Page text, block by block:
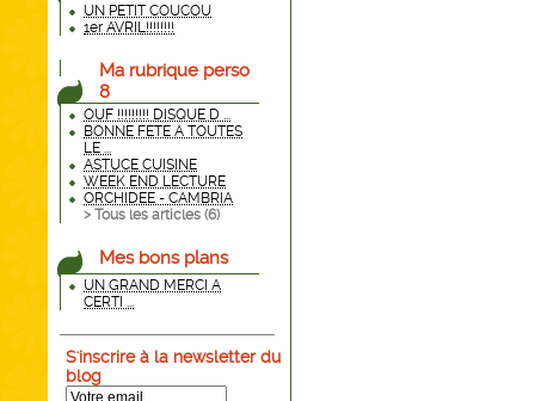
UN PETIT COUCOU
1er AVRIL!!!!!!!!
Ma rubrique perso
8
OUF !!!!!!!!! DISQUE D ...
BONNE FETE A TOUTES
LE ...
ASTUCE CUISINE
WEEK END LECTURE
ORCHIDEE - CAMBRIA
> Tous les articles (6)
Mes bons plans
UN GRAND MERCI A
CERTI ...
S'inscrire à la newsletter du
blog